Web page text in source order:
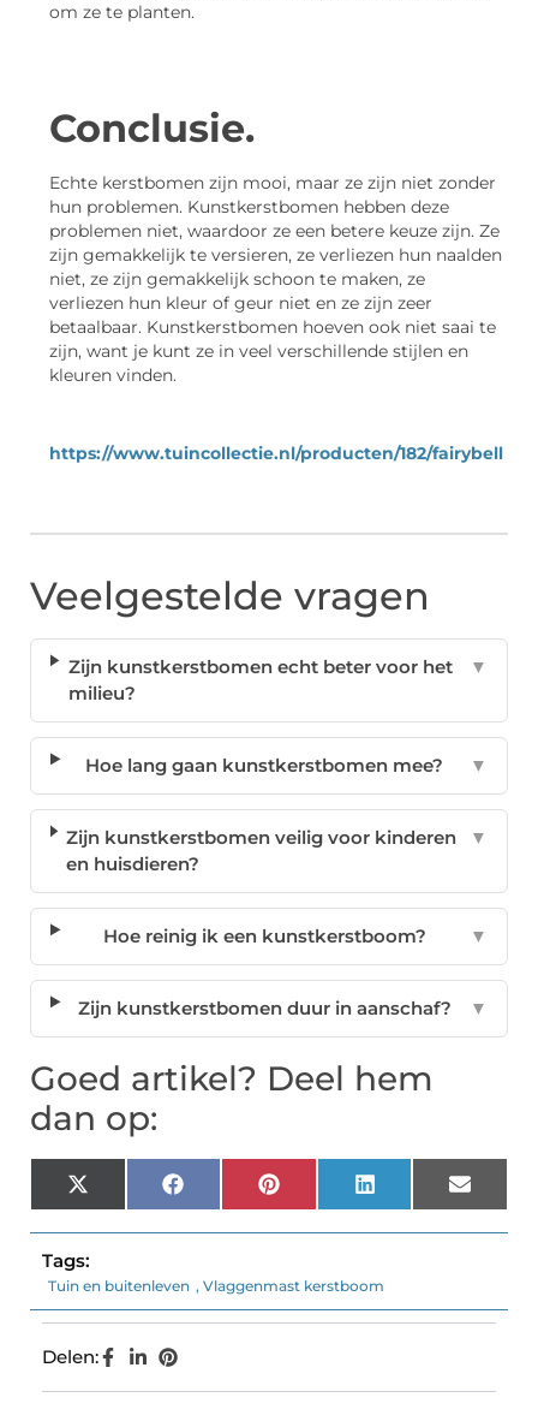
om ze te planten.
Conclusie.
Echte kerstbomen zijn mooi, maar ze zijn niet zonder
hun problemen. Kunstkerstbomen hebben deze
problemen niet, waardoor ze een betere keuze zijn. Ze
zijn gemakkelijk te versieren, ze verliezen hun naalden
niet, ze zijn gemakkelijk schoon te maken, ze
verliezen hun kleur of geur niet en ze zijn zeer
betaalbaar. Kunstkerstbomen hoeven ook niet saai te
zijn, want je kunt ze in veel verschillende stijlen en
kleuren vinden.
https://www.tuincollectie.nl/producten/182/fairybell
Veelgestelde vragen
Zijn kunstkerstbomen echt beter voor het
milieu?
▼
Hoe lang gaan kunstkerstbomen mee? ▼
Zijn kunstkerstbomen veilig voor kinderen
en huisdieren?
▼
Hoe reinig ik een kunstkerstboom? ▼
Zijn kunstkerstbomen duur in aanschaf? ▼
Goed artikel? Deel hem
dan op:
X
(Twitter)
FacebookPinterest LinkedIn Email
Tags:
Tuin en buitenleven , Vlaggenmast kerstboom
Delen: